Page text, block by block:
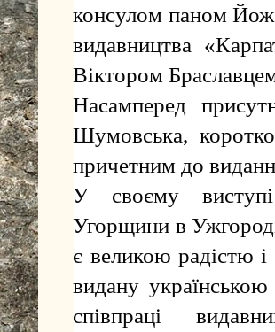
консулом паном
видавництва
Віктором
Насамперед
Шумовська,
причетним до
У своєму виступі
Угорщини в
є великою радістю і
видану
співпраці